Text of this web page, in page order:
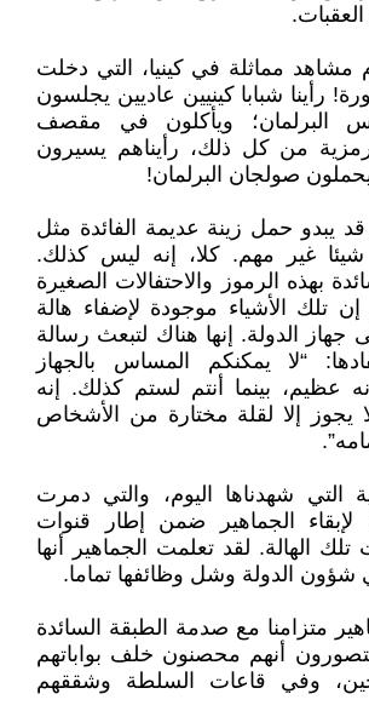
مشاهد مماثلة في كينيا، التي دخلت
رأينا شبابا كينيين عاديين يجلسون
البرلمان؛ ويأكلون في مقصف
رمزية من كل ذلك، رأيناهم يسيرون
صولجان البرلمان!
يبدو حمل زينة عديمة الفائدة مثل
شيئا غير مهم. كلا، إنه ليس كذلك.
بهذه الرموز والاحتفالات الصغيرة
تلك الأشياء موجودة لإضفاء هالة
الدولة. إنها هناك لتبعث رسالة
“لا يمكنكم المساس بالجهاز
عظيم، بينما أنتم لستم كذلك. إنه
يجوز إلا لقلة مختارة من الأشخاص
التي شهدناها اليوم، والتي دمرت
لإبقاء الجماهير ضمن إطار قنوات
الهالة. لقد تعلمت الجماهير أنها
الدولة وشل وظائفها تماما.
متزامنا مع صدمة الطبقة السائدة
يتصورون أنهم محصنون خلف بواباتهم
وفي قاعات السلطة وشققهم